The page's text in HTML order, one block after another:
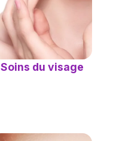
Soins du visage